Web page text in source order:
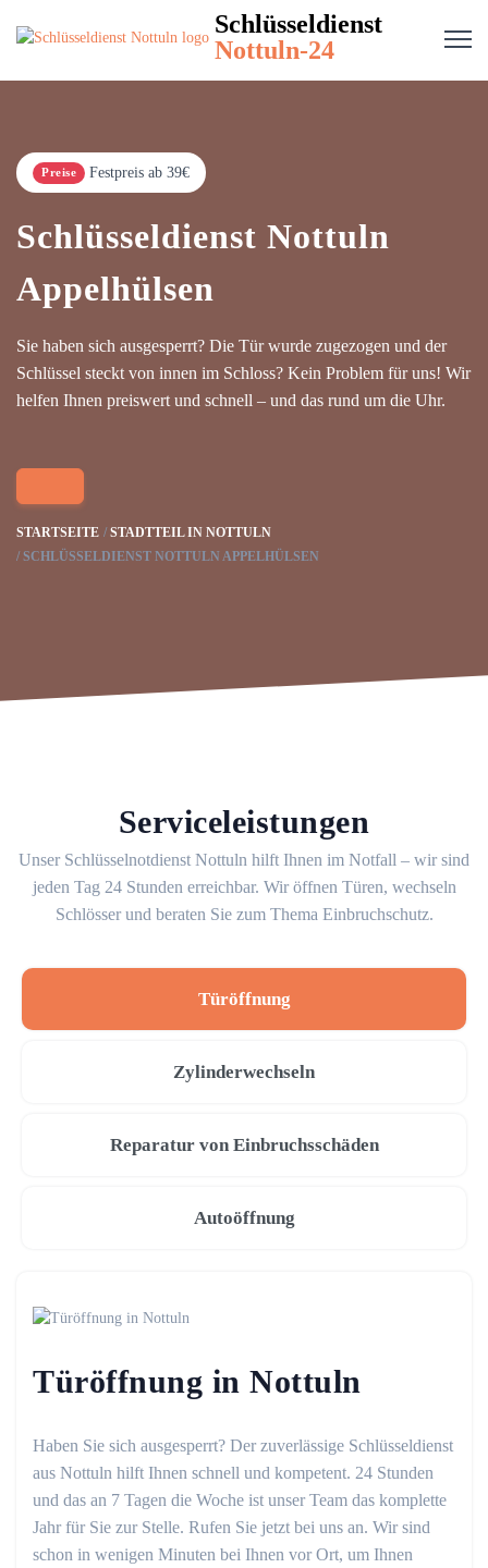
Schlüsseldienst
Nottuln-24
Preise Festpreis ab 39€
Schlüsseldienst Nottuln
Appelhülsen
Sie haben sich ausgesperrt? Die Tür wurde zugezogen und der
Schlüssel steckt von innen im Schloss? Kein Problem für uns! Wir
helfen Ihnen preiswert und schnell – und das rund um die Uhr.
STARTSEITE
STADTTEIL IN NOTTULN
SCHLÜSSELDIENST NOTTULN APPELHÜLSEN
Serviceleistungen
Unser Schlüsselnotdienst Nottuln hilft Ihnen im Notfall – wir sind
jeden Tag 24 Stunden erreichbar. Wir öffnen Türen, wechseln
Schlösser und beraten Sie zum Thema Einbruchschutz.
Türöffnung
Zylinderwechseln
Reparatur von Einbruchsschäden
Autoöffnung
Türöffnung in Nottuln
Haben Sie sich ausgesperrt? Der zuverlässige Schlüsseldienst
aus Nottuln hilft Ihnen schnell und kompetent. 24 Stunden
und das an 7 Tagen die Woche ist unser Team das komplette
Jahr für Sie zur Stelle. Rufen Sie jetzt bei uns an. Wir sind
schon in wenigen Minuten bei Ihnen vor Ort, um Ihnen